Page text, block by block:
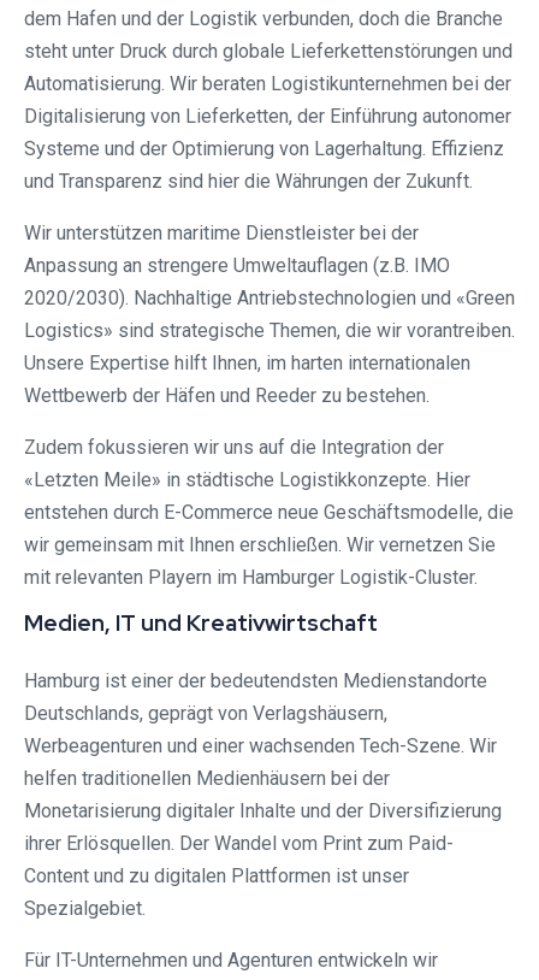
dem Hafen und der Logistik verbunden, doch die Branche
steht unter Druck durch globale Lieferkettenstörungen und
Automatisierung. Wir beraten Logistikunternehmen bei der
Digitalisierung von Lieferketten, der Einführung autonomer
Systeme und der Optimierung von Lagerhaltung. Effizienz
und Transparenz sind hier die Währungen der Zukunft.
Wir unterstützen maritime Dienstleister bei der
Anpassung an strengere Umweltauflagen (z.B. IMO
2020/2030). Nachhaltige Antriebstechnologien und «Green
Logistics» sind strategische Themen, die wir vorantreiben.
Unsere Expertise hilft Ihnen, im harten internationalen
Wettbewerb der Häfen und Reeder zu bestehen.
Zudem fokussieren wir uns auf die Integration der
«Letzten Meile» in städtische Logistikkonzepte. Hier
entstehen durch E-Commerce neue Geschäftsmodelle, die
wir gemeinsam mit Ihnen erschließen. Wir vernetzen Sie
mit relevanten Playern im Hamburger Logistik-Cluster.
Medien, IT und Kreativwirtschaft
Hamburg ist einer der bedeutendsten Medienstandorte
Deutschlands, geprägt von Verlagshäusern,
Werbeagenturen und einer wachsenden Tech-Szene. Wir
helfen traditionellen Medienhäusern bei der
Monetarisierung digitaler Inhalte und der Diversifizierung
ihrer Erlösquellen. Der Wandel vom Print zum Paid-
Content und zu digitalen Plattformen ist unser
Spezialgebiet.
Für IT-Unternehmen und Agenturen entwickeln wir